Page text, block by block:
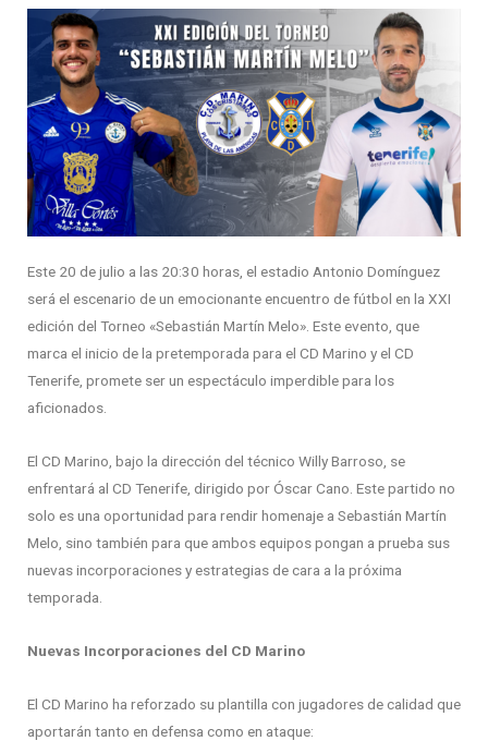
Este 20 de julio a las 20:30 horas, el estadio Antonio Domínguez
será el escenario de un emocionante encuentro de fútbol en la XXI
edición del Torneo «Sebastián Martín Melo». Este evento, que
marca el inicio de la pretemporada para el CD Marino y el CD
Tenerife, promete ser un espectáculo imperdible para los
aficionados.
El CD Marino, bajo la dirección del técnico Willy Barroso, se
enfrentará al CD Tenerife, dirigido por Óscar Cano. Este partido no
solo es una oportunidad para rendir homenaje a Sebastián Martín
Melo, sino también para que ambos equipos pongan a prueba sus
nuevas incorporaciones y estrategias de cara a la próxima
temporada.
Nuevas Incorporaciones del CD Marino
El CD Marino ha reforzado su plantilla con jugadores de calidad que
aportarán tanto en defensa como en ataque: